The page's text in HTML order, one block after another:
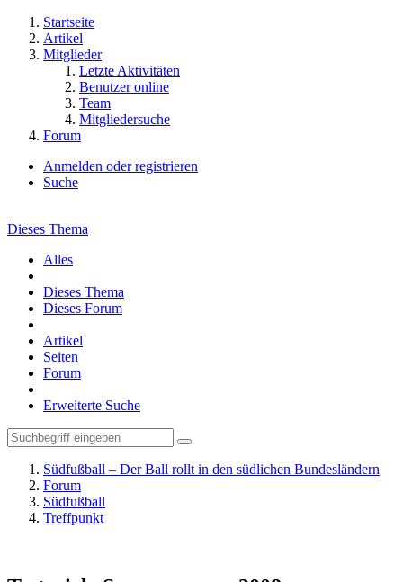
Startseite
Artikel
Mitglieder
Letzte Aktivitäten
Benutzer online
Team
Mitgliedersuche
Forum
Anmelden oder registrieren
Suche
Dieses Thema
Alles
Dieses Thema
Dieses Forum
Artikel
Seiten
Forum
Erweiterte Suche
Südfußball – Der Ball rollt in den südlichen Bundesländern
Forum
Südfußball
Treffpunkt